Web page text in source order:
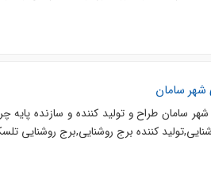
شهر سامان
سامان طراح و تولید کننده و سازنده
کننده برج روشنايي,برج روشنايي